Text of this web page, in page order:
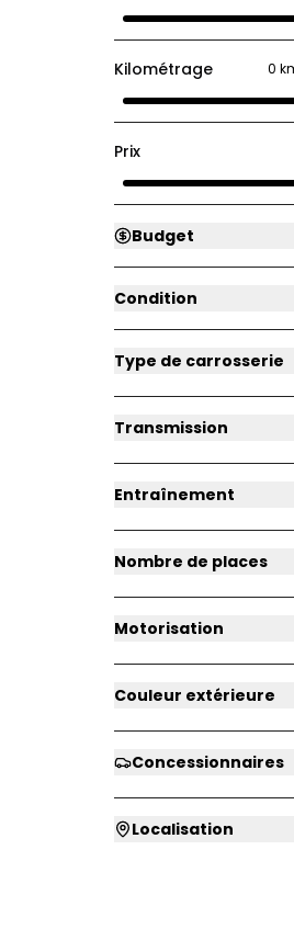
Kilométrage 0
Prix
Budget
Condition
Type de carrosserie
Transmission
Entraînement
Nombre de places
Motorisation
Couleur extérieure
Concessionnaires
Localisation